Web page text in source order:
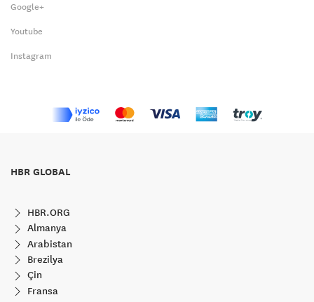
Google+
Youtube
Instagram
HBR GLOBAL
HBR.ORG
Almanya
Arabistan
Brezilya
Çin
Fransa